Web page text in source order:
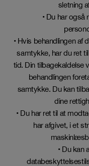
sletning
• Du har også
• Hvis behandlingen af
samtykke, har du ret
tid. Din tilbagekaldelse
behandlingen
samtykke. Du kan
dine
• Du har ret til at
har afgivet, i et
• Du kan